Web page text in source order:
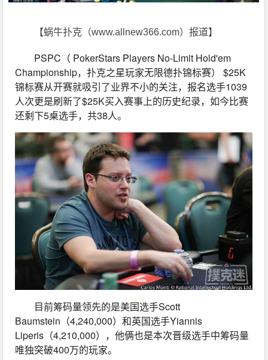
【蜗牛扑克（www.allnew366.com）报道】
PSPC（ PokerStars Players No-Limit Hold'em
Championship，扑克之星玩家无限德扑锦标赛） $25K
锦标赛从开赛就吸引了业界不小的关注，报名选手1039
人次更是刷新了$25K买入赛事上的历史纪录，如今比赛
还剩下5桌选手，共38人。
目前筹码量领先的是美国选手Scott
Baumstein（4,240,000）和英国选手Yiannis
Liperis（4,210,000），他俩也是本次晋级选手中筹码量
唯独突破400万的玩家。